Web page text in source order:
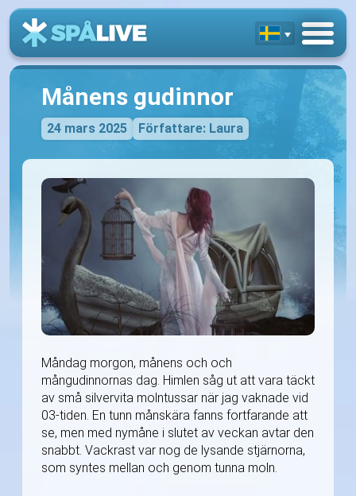
Månens gudinnor
24 mars 2025 Författare: Laura
Måndag morgon, månens och och
mångudinnornas dag. Himlen såg ut att vara täckt
av små silvervita molntussar när jag vaknade vid
03-tiden. En tunn månskära fanns fortfarande att
se, men med nymåne i slutet av veckan avtar den
snabbt. Vackrast var nog de lysande stjärnorna,
som syntes mellan och genom tunna moln.